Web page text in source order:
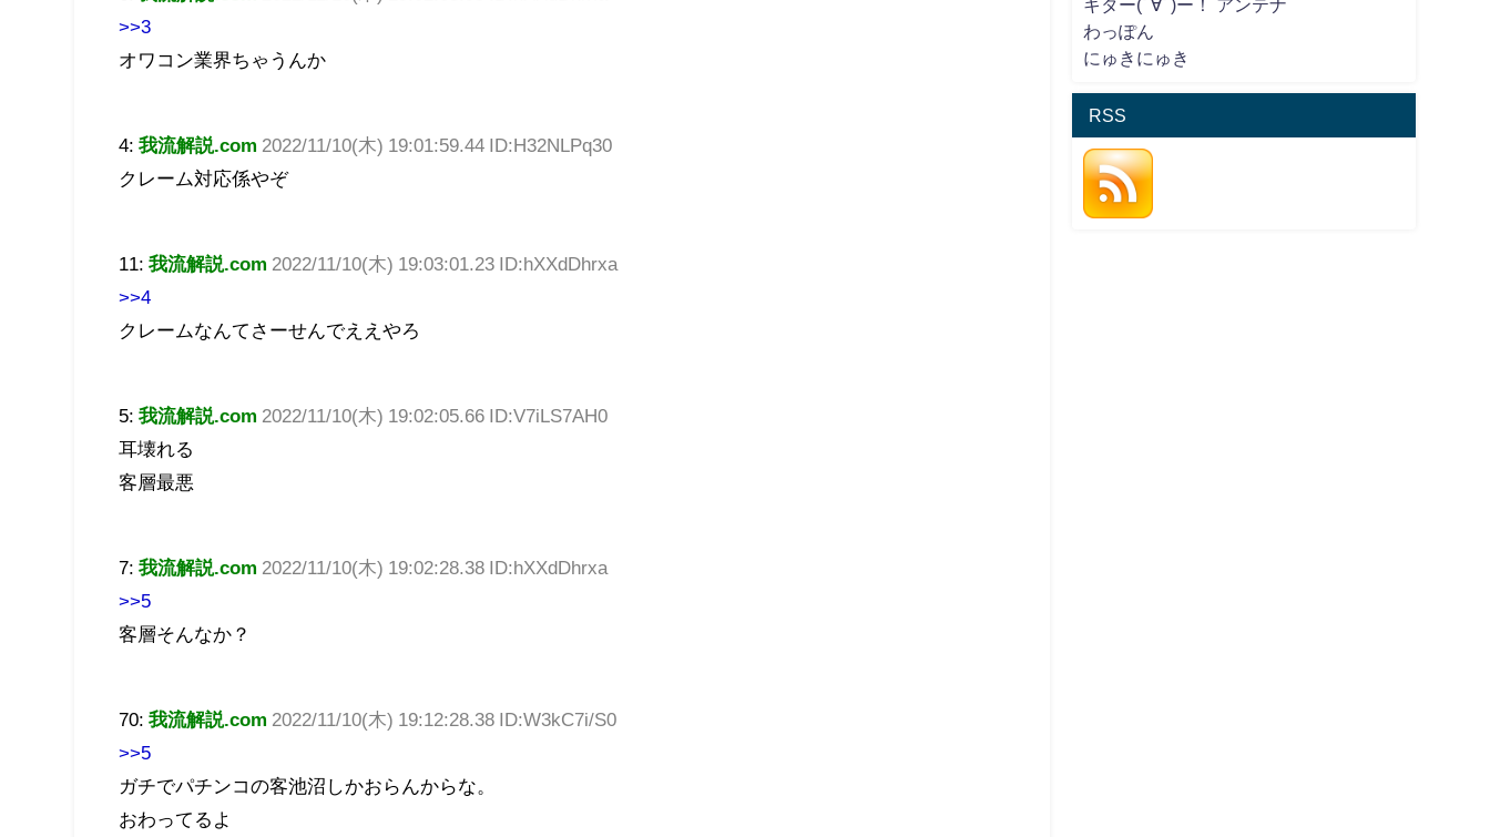
>>3
オワコン業界ちゃうんか
4:我流解説.com 2022/11/10(木) 19:01:59.44 ID:H32NLPq30
クレーム対応係やぞ
11:我流解説.com 2022/11/10(木) 19:03:01.23 ID:hXXdDhrxa
>>4
クレームなんてさーせんでええやろ
5:我流解説.com 2022/11/10(木) 19:02:05.66 ID:V7iLS7AH0
耳壊れる
客層最悪
7:我流解説.com 2022/11/10(木) 19:02:28.38 ID:hXXdDhrxa
>>5
客層そんなか？
70:我流解説.com 2022/11/10(木) 19:12:28.38 ID:W3kC7i/S0
>>5
ガチでパチンコの客池沼しかおらんからな。
おわってるよ
キター(ﾟ∀ﾟ)ー！ アンテナ
わっぽん
にゅきにゅき
RSS